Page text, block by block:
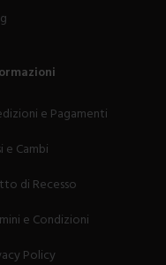
e Pagamenti
e Cambi
di Recesso
e Condizioni
Policy